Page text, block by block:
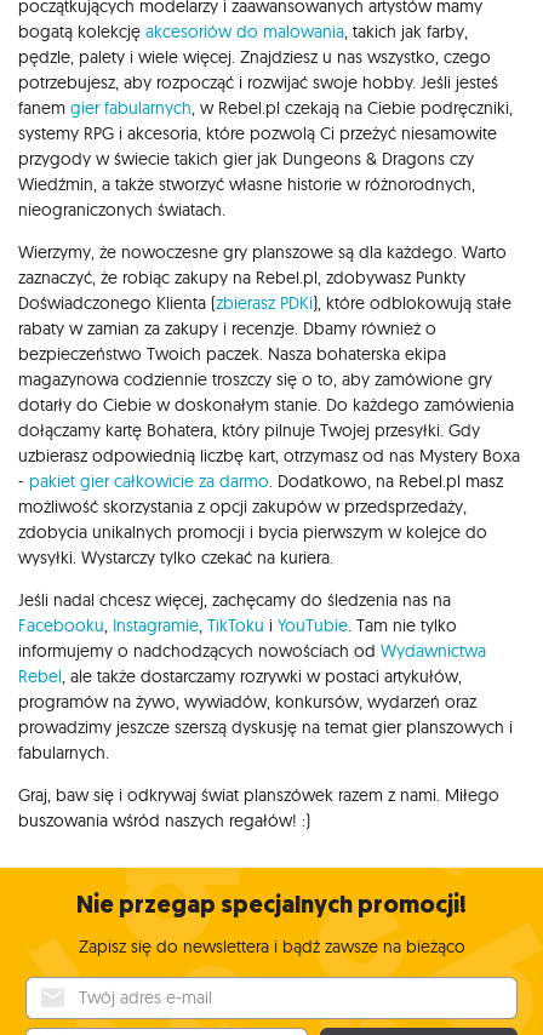
początkujących modelarzy i zaawansowanych artystów mamy
bogatą kolekcję akcesoriów do malowania, takich jak farby,
pędzle, palety i wiele więcej. Znajdziesz u nas wszystko, czego
potrzebujesz, aby rozpocząć i rozwijać swoje hobby. Jeśli jesteś
fanem gier fabularnych, w Rebel.pl czekają na Ciebie podręczniki,
systemy RPG i akcesoria, które pozwolą Ci przeżyć niesamowite
przygody w świecie takich gier jak Dungeons & Dragons czy
Wiedźmin, a także stworzyć własne historie w różnorodnych,
nieograniczonych światach.
Wierzymy, że nowoczesne gry planszowe są dla każdego. Warto
zaznaczyć, że robiąc zakupy na Rebel.pl, zdobywasz Punkty
Doświadczonego Klienta (zbierasz PDKi), które odblokowują stałe
rabaty w zamian za zakupy i recenzje. Dbamy również o
bezpieczeństwo Twoich paczek. Nasza bohaterska ekipa
magazynowa codziennie troszczy się o to, aby zamówione gry
dotarły do Ciebie w doskonałym stanie. Do każdego zamówienia
dołączamy kartę Bohatera, który pilnuje Twojej przesyłki. Gdy
uzbierasz odpowiednią liczbę kart, otrzymasz od nas Mystery Boxa
- pakiet gier całkowicie za darmo. Dodatkowo, na Rebel.pl masz
możliwość skorzystania z opcji zakupów w przedsprzedaży,
zdobycia unikalnych promocji i bycia pierwszym w kolejce do
wysyłki. Wystarczy tylko czekać na kuriera.
Jeśli nadal chcesz więcej, zachęcamy do śledzenia nas na
Facebooku, Instagramie, TikToku i YouTubie. Tam nie tylko
informujemy o nadchodzących nowościach od Wydawnictwa
Rebel, ale także dostarczamy rozrywki w postaci artykułów,
programów na żywo, wywiadów, konkursów, wydarzeń oraz
prowadzimy jeszcze szerszą dyskusję na temat gier planszowych i
fabularnych.
Graj, baw się i odkrywaj świat planszówek razem z nami. Miłego
buszowania wśród naszych regałów! :)
Nie przegap specjalnych promocji!
Zapisz się do newslettera i bądź zawsze na bieżąco